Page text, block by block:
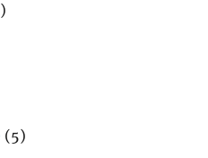
(5)